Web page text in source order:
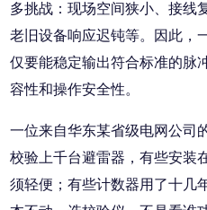
多挑战：现场空间狭小、接线
老旧设备响应迟钝等。因此，
仅要能稳定输出符合标准的脉
容性和操作安全性。
一位来自华东某省级电网公司
校验上千台避雷器，有些安装
须轻便；有些计数器用了十几